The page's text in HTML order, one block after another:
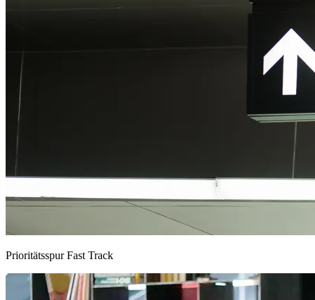
Prioritätsspur Fast Track